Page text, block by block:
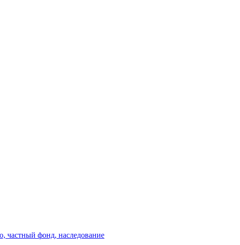
частный фонд, наследование